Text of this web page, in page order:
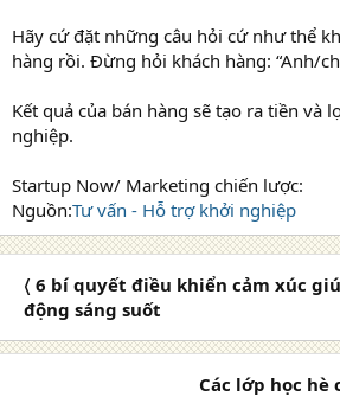
Hãy cứ đặt những câu hỏi cứ như thể
hàng rồi. Đừng hỏi khách hàng: “Anh/
Kết quả của bán hàng sẽ tạo ra tiền và
nghiệp.
Startup Now/ Marketing chiến lược:
Nguồn:Tư vấn - Hỗ trợ khởi nghiệp
〈 6 bí quyết điều khiển cảm xúc
động sáng suốt
Các lớp học hè